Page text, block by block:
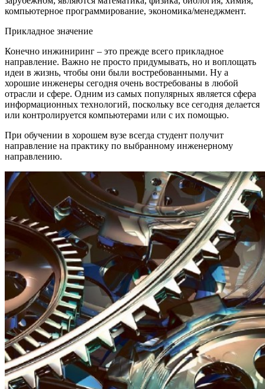
компьютерное программирование, экономика/менеджмент.
Прикладное значение
Конечно инжиниринг – это прежде всего прикладное
направление. Важно не просто придумывать, но и воплощать
идеи в жизнь, чтобы они были востребованными. Ну а
хорошие инженеры сегодня очень востребованы в любой
отрасли и сфере. Одним из самых популярных является сфера
информационных технологий, поскольку все сегодня делается
или контролируется компьютерами или с их помощью.
При обучении в хорошем вузе всегда студент получит
направление на практику по выбранному инженерному
направлению.